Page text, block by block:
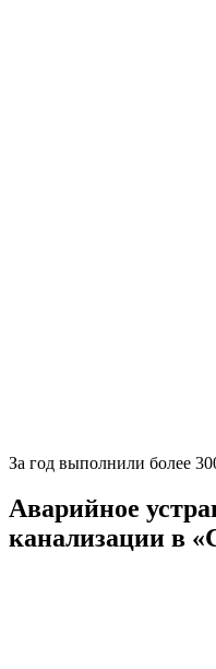
За год выполнили более
Аварийное
канализации в